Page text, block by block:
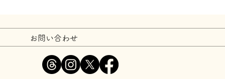
お問い合わせ